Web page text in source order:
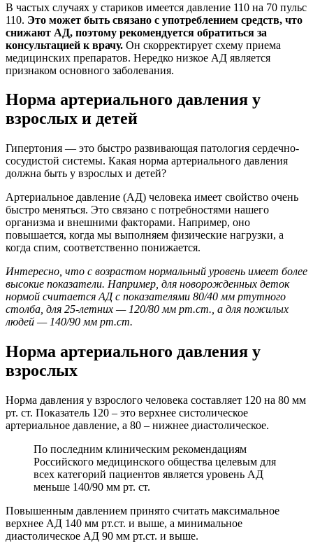
В частых случаях у стариков имеется давление 110 на 70 пульс
110. Это может быть связано с употреблением средств, что
снижают АД, поэтому рекомендуется обратиться за
консультацией к врачу. Он скорректирует схему приема
медицинских препаратов. Нередко низкое АД является
признаком основного заболевания.
Норма артериального давления у
взрослых и детей
Гипертония — это быстро развивающая патология сердечно-
сосудистой системы. Какая норма артериального давления
должна быть у взрослых и детей?
Артериальное давление (АД) человека имеет свойство очень
быстро меняться. Это связано с потребностями нашего
организма и внешними факторами. Например, оно
повышается, когда мы выполняем физические нагрузки, а
когда спим, соответственно понижается.
Интересно, что с возрастом нормальный уровень имеет более
высокие показатели. Например, для новорожденных деток
нормой считается АД с показателями 80/40 мм ртутного
столба, для 25-летних — 120/80 мм рт.ст., а для пожилых
людей — 140/90 мм рт.ст.
Норма артериального давления у
взрослых
Норма давления у взрослого человека составляет 120 на 80 мм
рт. ст. Показатель 120 – это верхнее систолическое
артериальное давление, а 80 – нижнее диастолическое.
По последним клиническим рекомендациям
Российского медицинского общества целевым для
всех категорий пациентов является уровень АД
меньше 140/90 мм рт. ст.
Повышенным давлением принято считать максимальное
верхнее АД 140 мм рт.ст. и выше, а минимальное
диастолическое АД 90 мм рт.ст. и выше.